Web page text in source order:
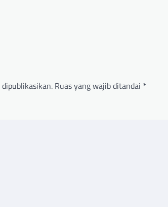
Ruas yang wajib ditandai *